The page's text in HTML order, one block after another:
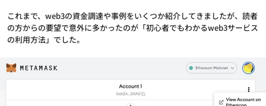
これまで、web3の資金調達や事例をいくつか紹介してきましたが、読者
の方からの要望で意外に多かったのが「初心者でもわかるweb3サービス
の利用方法」でした。